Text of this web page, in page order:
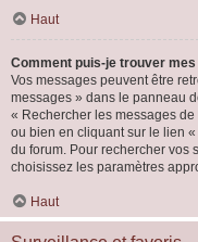
Haut
Comment puis-je trouver
Vos messages peuvent être
messages » dans le panneau
« Rechercher les messages
ou bien en cliquant sur le lien
du forum. Pour rechercher vos
choisissez les paramètres
Haut